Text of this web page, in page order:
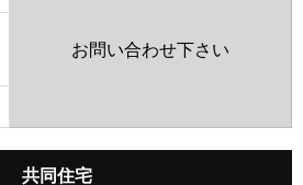
お問い合わせ下さい
共同住宅